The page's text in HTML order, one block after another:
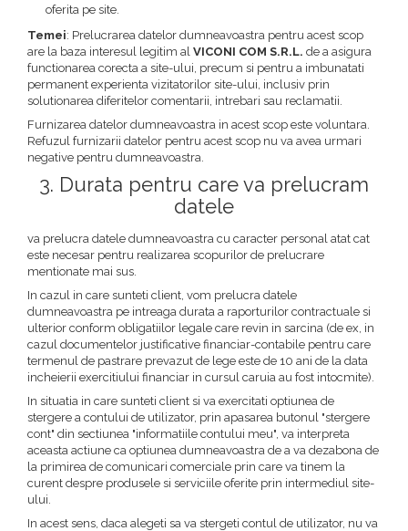
oferita pe site.
Temei: Prelucrarea datelor dumneavoastra pentru acest scop
are la baza interesul legitim al VICONI COM S.R.L. de a asigura
functionarea corecta a site-ului, precum si pentru a imbunatati
permanent experienta vizitatorilor site-ului, inclusiv prin
solutionarea diferitelor comentarii, intrebari sau reclamatii.
Furnizarea datelor dumneavoastra in acest scop este voluntara.
Refuzul furnizarii datelor pentru acest scop nu va avea urmari
negative pentru dumneavoastra.
3. Durata pentru care va prelucram
datele
va prelucra datele dumneavoastra cu caracter personal atat cat
este necesar pentru realizarea scopurilor de prelucrare
mentionate mai sus.
In cazul in care sunteti client, vom prelucra datele
dumneavoastra pe intreaga durata a raporturilor contractuale si
ulterior conform obligatiilor legale care revin in sarcina (de ex, in
cazul documentelor justificative financiar-contabile pentru care
termenul de pastrare prevazut de lege este de 10 ani de la data
incheierii exercitiului financiar in cursul caruia au fost intocmite).
In situatia in care sunteti client si va exercitati optiunea de
stergere a contului de utilizator, prin apasarea butonul "stergere
cont" din sectiunea "informatiile contului meu", va interpreta
aceasta actiune ca optiunea dumneavoastra de a va dezabona de
la primirea de comunicari comerciale prin care va tinem la
curent despre produsele si serviciile oferite prin intermediul site-
ului.
In acest sens, daca alegeti sa va stergeti contul de utilizator, nu va